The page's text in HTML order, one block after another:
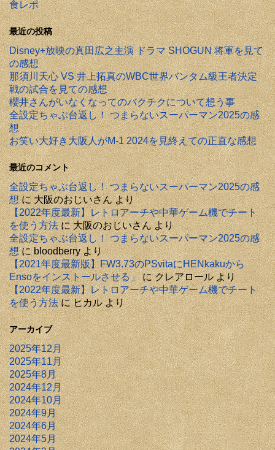
食レポ
最近の投稿
Disney+放映の真田広之主演 ドラマ SHOGUN 将軍を見て
の感想
那須川天心 VS 井上拓真のWBC世界バンタム級王者決定
戦の試合を見ての感想
櫻井さんがいなくなってのバクチクについて想う事
全設定ちゃぶ台返し！ つまらないスーパーマン2025の感
想
お笑い大好き大阪人がM-1 2024を見終えての正直な感想
最近のコメント
全設定ちゃぶ台返し！ つまらないスーパーマン2025の感
想に大阪のおじいさんより
【2022年度最新】レトロアーチや中華ゲーム機でチート
を使う方法に大阪のおじいさんより
全設定ちゃぶ台返し！ つまらないスーパーマン2025の感
想にbloodberryより
【2021年度最新版】FW3.73のPSvitaにHENkakuから
Ensoをインストールさせる」にクレアロールより
【2022年度最新】レトロアーチや中華ゲーム機でチート
を使う方法にヒカルより
アーカイブ
2025年12月
2025年11月
2025年8月
2024年12月
2024年10月
2024年9月
2024年6月
2024年5月